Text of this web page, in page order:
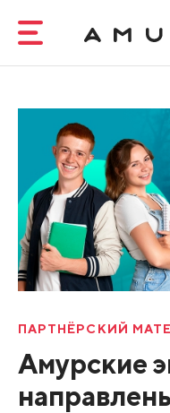
ПАРТНЁРСКИЙ
Амурские